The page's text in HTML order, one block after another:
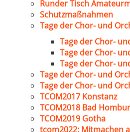
Runder Tisch
Schutzmaßnahmen
Tage der Chor- und
Tage der Chor-
Tage der Chor-
Tage der Chor-
Tage der Chor- und
Tage der Chor- und
TCOM2017 Konstanz
TCOM2018 Bad
TCOM2019 Gotha
tcom2022: Mitmachen